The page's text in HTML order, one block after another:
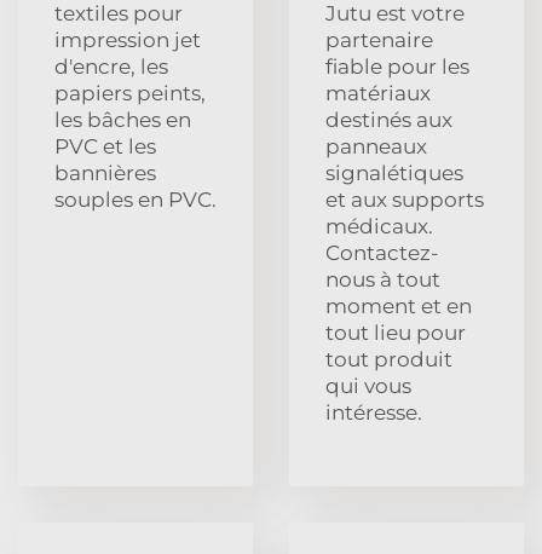
textiles pour
impression jet
d'encre, les
papiers peints,
les bâches en
PVC et les
bannières
souples en PVC.
Jutu est votre
partenaire
fiable pour les
matériaux
destinés aux
panneaux
signalétiques
et aux supports
médicaux.
Contactez-
nous à tout
moment et en
tout lieu pour
tout produit
qui vous
intéresse.